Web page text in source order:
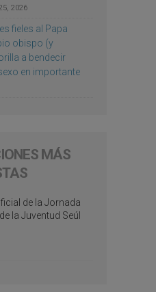
2026
fieles al Papa
obispo (y
a bendecir
en importante
MÁS
de la Jornada
la Juventud Seúl